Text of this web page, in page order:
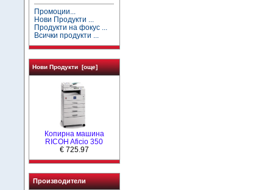
Промоции...
Нови Продукти ...
Продукти на фокус ...
Всички продукти ...
Нови Продукти [още]
Копирна машина
RICOH Aficio 350
€ 725.97
Производители